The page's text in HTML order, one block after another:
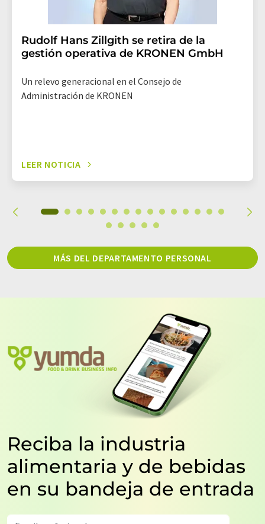
Rudolf Hans Zillgith se retira de la
gestión operativa de KRONEN GmbH
Un relevo generacional en el Consejo de
Administración de KRONEN
LEER NOTICIA
MÁS DEL DEPARTAMENTO PERSONAL
Reciba la industria
alimentaria y de bebidas
en su bandeja de entrada